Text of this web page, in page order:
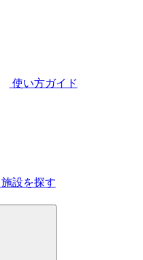
使い方ガイド
施設を探す